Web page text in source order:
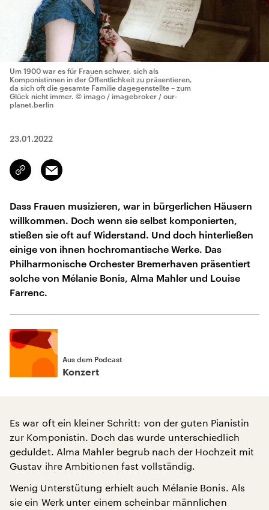
Um 1900 war es für Frauen schwer, sich als
Komponistinnen in der Öffentlichkeit zu präsentieren,
da sich oft die gesamte Familie dagegenstellte – zum
Glück nicht immer. © imago / imagebroker / our-
planet.berlin
23.01.2022
Link
kopieren/teilen
Email
Dass Frauen musizieren, war in bürgerlichen Häusern
willkommen. Doch wenn sie selbst komponierten,
stießen sie oft auf Widerstand. Und doch hinterließen
einige von ihnen hochromantische Werke. Das
Philharmonische Orchester Bremerhaven präsentiert
solche von Mélanie Bonis, Alma Mahler und Louise
Farrenc.
Aus dem Podcast
Konzert
Es war oft ein kleiner Schritt: von der guten Pianistin
zur Komponistin. Doch das wurde unterschiedlich
geduldet. Alma Mahler begrub nach der Hochzeit mit
Gustav ihre Ambitionen fast vollständig.
Wenig Unterstütung erhielt auch Mélanie Bonis. Als
sie ein Werk unter einem scheinbar männlichen